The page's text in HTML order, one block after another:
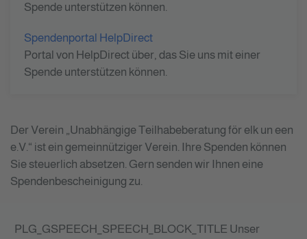
Spende unterstützen können.
Spendenportal HelpDirect
Portal von HelpDirect über, das Sie uns mit einer
Spende unterstützen können.
Der Verein „Unabhängige Teilhabeberatung för elk un een
e.V.“ ist ein gemeinnütziger Verein. Ihre Spenden können
Sie steuerlich absetzen. Gern senden wir Ihnen eine
Spendenbescheinigung zu.
PLG_GSPEECH_SPEECH_BLOCK_TITLE Unser